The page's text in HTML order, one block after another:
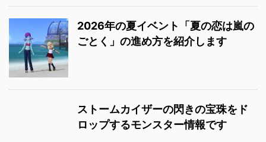
2026年の夏イベント「夏の恋は嵐の
ごとく」の進め方を紹介します
ストームカイザーの閃きの宝珠をド
ロップするモンスター情報です